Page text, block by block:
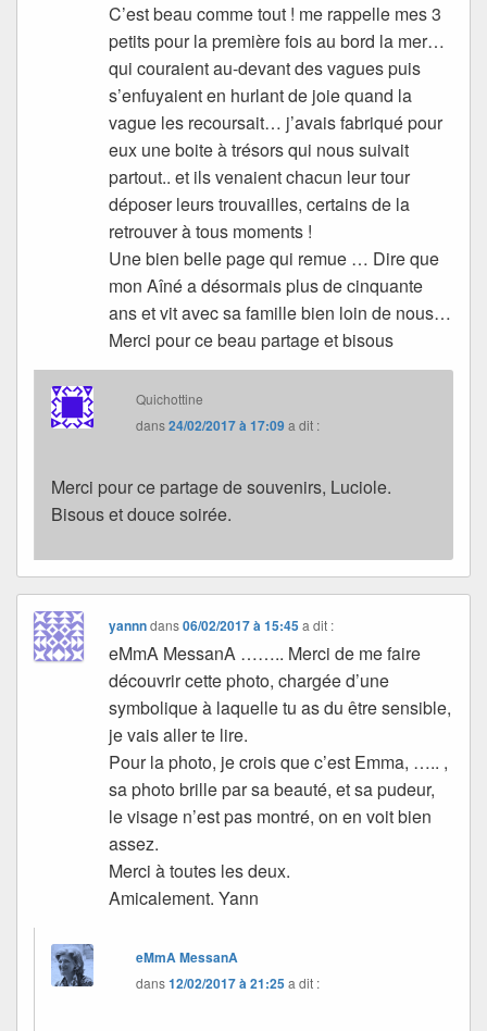
C’est beau comme tout ! me rappelle mes 3
petits pour la première fois au bord la mer…
qui couraient au-devant des vagues puis
s’enfuyaient en hurlant de joie quand la
vague les recoursait… j’avais fabriqué pour
eux une boite à trésors qui nous suivait
partout.. et ils venaient chacun leur tour
déposer leurs trouvailles, certains de la
retrouver à tous moments !
Une bien belle page qui remue … Dire que
mon Aîné a désormais plus de cinquante
ans et vit avec sa famille bien loin de nous…
Merci pour ce beau partage et bisous
Quichottine
dans24/02/2017 à 17:09a dit :
Merci pour ce partage de souvenirs, Luciole.
Bisous et douce soirée.
yannndans06/02/2017 à 15:45 a dit :
eMmA MessanA …….. Merci de me faire
découvrir cette photo, chargée d’une
symbolique à laquelle tu as du être sensible,
je vais aller te lire.
Pour la photo, je crois que c’est Emma, ….. ,
sa photo brille par sa beauté, et sa pudeur,
le visage n’est pas montré, on en voit bien
assez.
Merci à toutes les deux.
Amicalement. Yann
eMmA MessanA
dans12/02/2017 à 21:25a dit :